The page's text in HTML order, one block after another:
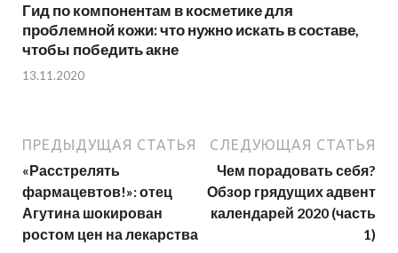
Гид по компонентам в косметике для
проблемной кожи: что нужно искать в составе,
чтобы победить акне
13.11.2020
ПРЕДЫДУЩАЯ СТАТЬЯ
«Расстрелять
фармацевтов!»: отец
Агутина шокирован
ростом цен на лекарства
СЛЕДУЮЩАЯ СТАТЬЯ
Чем порадовать себя?
Обзор грядущих адвент
календарей 2020 (часть
1)